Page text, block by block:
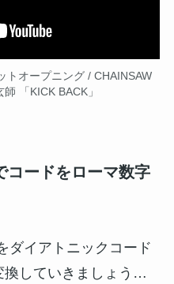
トオープニング / CHAINSAW
「KICK BACK」
コードをローマ数字
ダイアトニックコード
換していきましょう…